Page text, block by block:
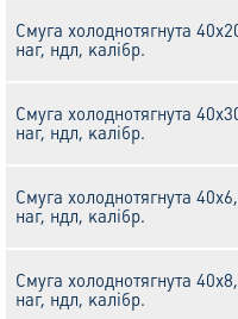
Смуга холоднотягнута
наг, ндл, калібр.
Смуга холоднотягнута
наг, ндл, калібр.
Смуга холоднотягнута
наг, ндл, калібр.
Смуга холоднотягнута
наг, ндл, калібр.